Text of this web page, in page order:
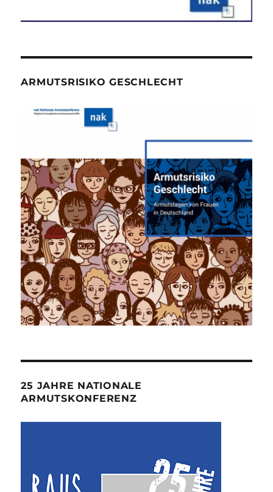
ARMUTSRISIKO GESCHLECHT
25 JAHRE NATIONALE
ARMUTSKONFERENZ